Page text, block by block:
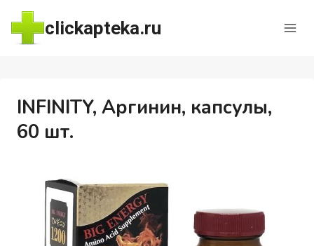
Перейти
содержимому
clickapteka.ru
INFINITY, Аргинин, капсулы,
60 шт.